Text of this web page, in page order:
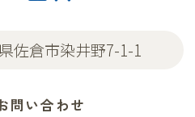
佐倉市染井野7-1-1
問い合わせ